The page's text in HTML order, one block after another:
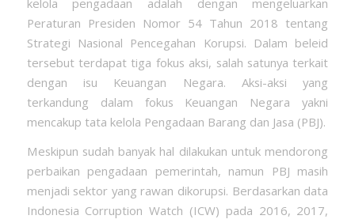
Peraturan Presiden Nomor 54 Tahun 2018 tentang
Strategi Nasional Pencegahan Korupsi. Dalam beleid
tersebut terdapat tiga fokus aksi, salah satunya terkait
dengan isu Keuangan Negara. Aksi-aksi yang
terkandung dalam fokus Keuangan Negara yakni
mencakup tata kelola Pengadaan Barang dan Jasa (PBJ).
Meskipun sudah banyak hal dilakukan untuk mendorong
perbaikan pengadaan pemerintah, namun PBJ masih
menjadi sektor yang rawan dikorupsi. Berdasarkan data
Indonesia Corruption Watch (ICW) pada 2016, 2017,